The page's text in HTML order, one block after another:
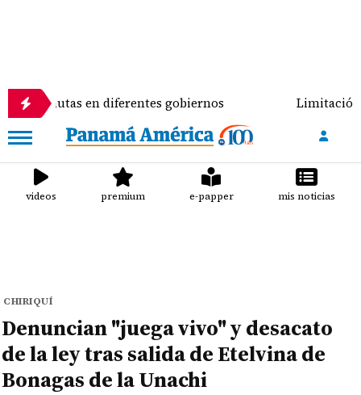
en diferentes gobiernos Limitación a
videos premium e-papper mis noticias
CHIRIQUÍ
Denuncian "juega vivo" y desacato
de la ley tras salida de Etelvina de
Bonagas de la Unachi